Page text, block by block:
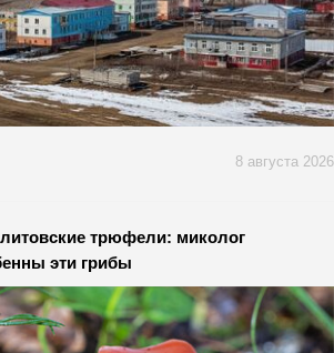
8 августа 2026
трюфели: миколог
эти грибы